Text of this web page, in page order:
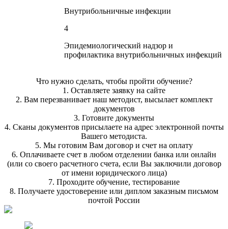
Внутрибольничные инфекции
4
Эпидемиологический надзор и
профилактика внутрибольничных инфекций
Что нужно сделать, чтобы пройти обучение?
1. Оставляете заявку на сайте
2. Вам перезванивает наш методист, высылает комплект
документов
3. Готовите документы
4. Сканы документов присылаете на адрес электронной почты
Вашего методиста.
5. Мы готовим Вам договор и счет на оплату
6. Оплачиваете счет в любом отделении банка или онлайн
(или со своего расчетного счета, если Вы заключили договор
от имени юридического лица)
7. Проходите обучение, тестирование
8. Получаете удостоверение или диплом заказным письмом
почтой России